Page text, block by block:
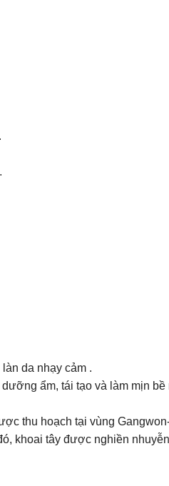
da nhạy cảm .
ẩm, tái tạo và làm mịn bề
thu hoạch tại vùng
khoai tây được nghiền